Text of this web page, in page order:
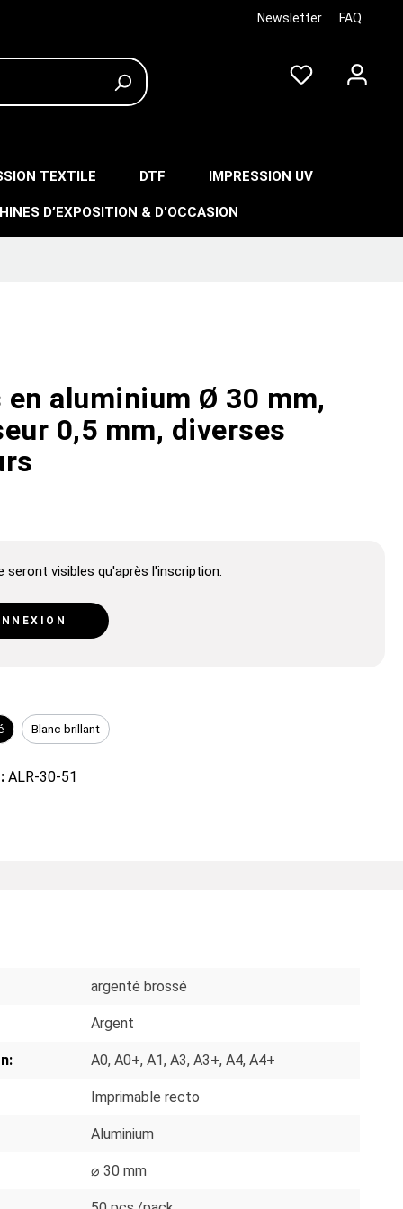
Newsletter FAQ
TEXTILE DTF IMPRESSION UV
D’EXPOSITION & D'OCCASION
en aluminium Ø 30 mm,
0,5 mm, diverses
seront visibles qu'après l'inscription.
Blanc brillant
ALR-30-51
argenté brossé
Argent
A0, A0+, A1, A3, A3+, A4, A4+
Imprimable recto
Aluminium
⌀ 30 mm